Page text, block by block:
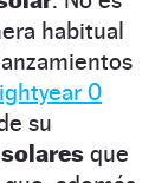
habitual
0
su
que